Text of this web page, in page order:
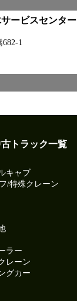
ービスセンター
1
トラック一覧
キャブ
/特殊クレーン
ラー
レーン
グカー